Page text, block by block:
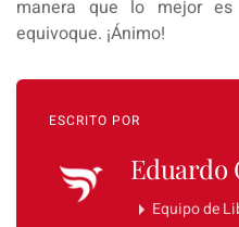
manera que lo mejor es
equivoque. ¡Ánimo!
ESCRITO POR
Eduardo
Equipo de